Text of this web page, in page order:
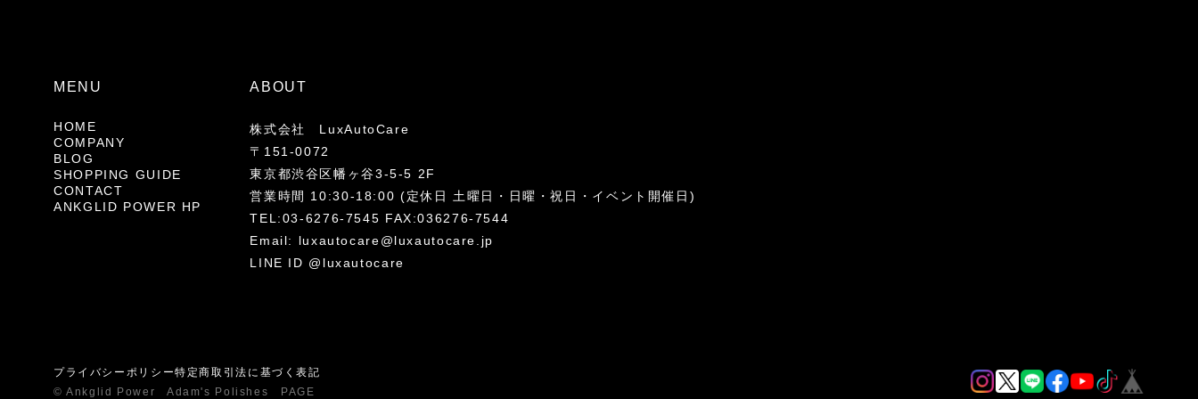
ABOUT
株式会社 LuxAutoCare
〒151-0072
東京都渋谷区幡ヶ谷3-5-5 2F
営業時間 10:30-18:00 (定休日 土曜日・日曜・祝日・イベント開催日)
TEL:03-6276-7545 FAX:036276-7544
Email: luxautocare@luxautocare.jp
LINE ID @luxautocare
MENU
HOME
COMPANY
BLOG
SHOPPING GUIDE
CONTACT
ANKGLID POWER HP
プライバシーポリシー特定商取引法に基づく表記
© Ankglid Power Adam's Polishes PAGE